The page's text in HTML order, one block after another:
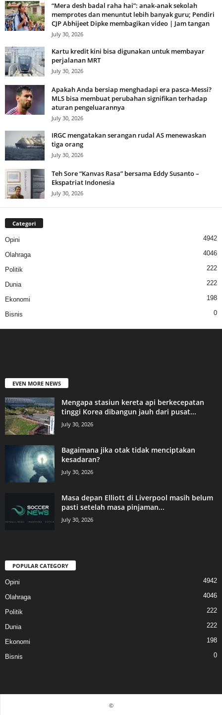
“Mera desh badal raha hai”: anak-anak sekolah
memprotes dan menuntut lebih banyak guru; Pendiri
CJP Abhijeet Dipke membagikan video | Jam tangan
July 30, 2026
Kartu kredit kini bisa digunakan untuk membayar
perjalanan MRT
July 30, 2026
Apakah Anda bersiap menghadapi era pasca-Messi?
MLS bisa membuat perubahan signifikan terhadap
aturan pengeluarannya
July 30, 2026
IRGC mengatakan serangan rudal AS menewaskan
tiga orang
July 30, 2026
Teh Sore “Kanvas Rasa” bersama Eddy Susanto –
Ekspatriat Indonesia
July 30, 2026
Categori
Opini 4942
Olahraga 4046
Politik 222
Dunia 222
Ekonomi 198
Bisnis 0
EVEN MORE NEWS
Mengapa stasiun kereta api berkecepatan
tinggi Korea dibangun jauh dari pusat...
July 30, 2026
Bagaimana jika otak tidak menciptakan
kesadaran?
July 30, 2026
Masa depan Elliott di Liverpool masih belum
pasti setelah masa pinjaman...
July 30, 2026
POPULAR CATEGORY
Opini 4942
Olahraga 4046
Politik 222
Dunia 222
Ekonomi 198
Bisnis 0
©